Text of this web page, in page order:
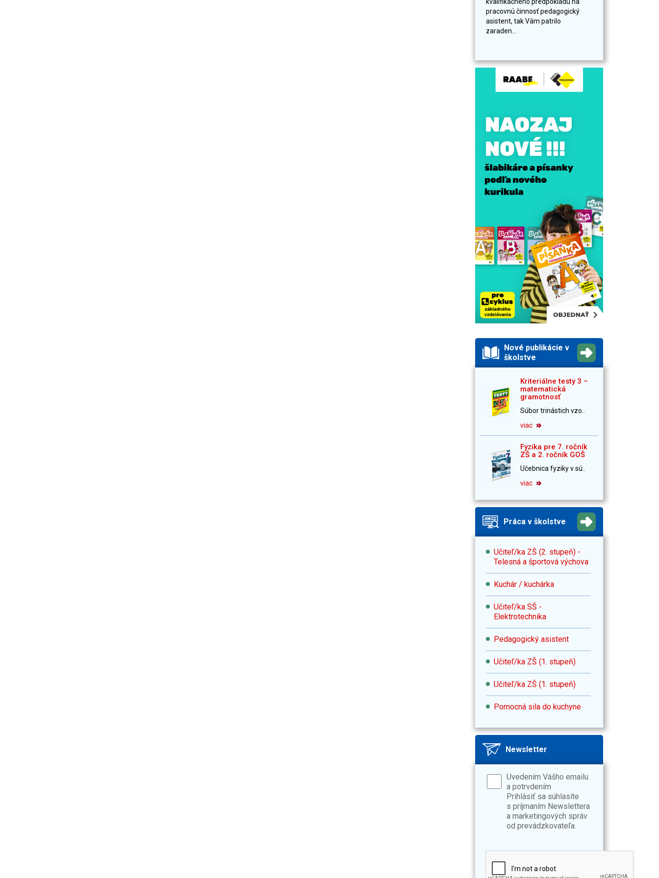
pracovnú činnosť pedagogický
asistent, tak Vám patrilo
zaraden...
Nové publikácie v
školstve
Kriteriálne testy 3 –
matematická
gramotnosť
Súbor trinástich vzo..
viac
Fyzika pre 7. ročník
ZŠ a 2. ročník GOŠ
Učebnica fyziky v sú..
viac
Práca v školstve
Učiteľ/ka ZŠ (2. stupeň) -
Telesná a športová výchova
Kuchár / kuchárka
Učiteľ/ka SŠ -
Elektrotechnika
Pedagogický asistent
Učiteľ/ka ZŠ (1. stupeň)
Učiteľ/ka ZŠ (1. stupeň)
Pomocná sila do kuchyne
Newsletter
Uvedením Vášho emailu
a potrvdením
Prihlásiť sa súhlasíte
s príjmaním Newslettera
a marketingových správ
od prevádzkovateľa.